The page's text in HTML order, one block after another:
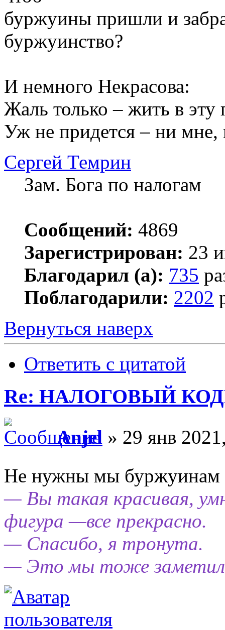
буржуины пришли и
буржуинство?
И немного Некрасова:
Жаль только – жить в
Уж не придется – ни мне,
Сергей Темрин
Зам. Бога по налогам
Сообщений: 4869
Зарегистрирован: 23
Благодарил (а): 735
Поблагодарили: 2202
Вернуться наверх
Ответить с цитатой
Re: НАЛОГОВЫЙ
Anjel » 29 янв
Не нужны мы буржуинам
— Вы такая красивая,
фигура —все прекрасно.
— Спасибо, я тронута.
— Это мы тоже